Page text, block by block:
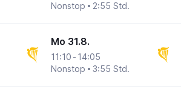
Nonstop
2:55 Std.
Mo 31.8.
11:10 - 14:05
Nonstop
3:55 Std.